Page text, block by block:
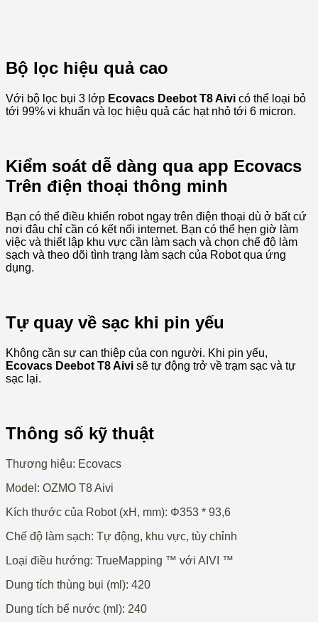
Bộ lọc hiệu quả cao
Với bộ lọc bụi 3 lớp Ecovacs Deebot T8 Aivi có thể loại bỏ
tới 99% vi khuẩn và lọc hiệu quả các hạt nhỏ tới 6 micron.
Kiểm soát dễ dàng qua app Ecovacs
Trên điện thoại thông minh
Bạn có thể điều khiển robot ngay trên điện thoại dù ở bất cứ
nơi đâu chỉ cần có kết nối internet. Bạn có thể hẹn giờ làm
việc và thiết lập khu vực cần làm sạch và chọn chế độ làm
sạch và theo dõi tình trạng làm sạch của Robot qua ứng
dụng.
Tự quay về sạc khi pin yếu
Không cần sự can thiệp của con người. Khi pin yếu,
Ecovacs Deebot T8 Aivi sẽ tự động trở về trạm sạc và tự
sạc lại.
Thông số kỹ thuật
Thương hiệu: Ecovacs
Model: OZMO T8 Aivi
Kích thước của Robot (xH, mm): Φ353 * 93,6
Chế độ làm sạch: Tự động, khu vực, tùy chỉnh
Loại điều hướng: TrueMapping ™ với AIVI ™
Dung tích thùng bụi (ml): 420
Dung tích bể nước (ml): 240